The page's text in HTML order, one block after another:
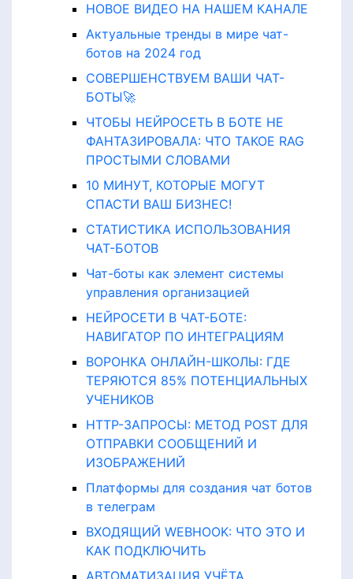
НОВОЕ ВИДЕО НА НАШЕМ КАНАЛЕ
Актуальные тренды в мире чат-
ботов на 2024 год
СОВЕРШЕНСТВУЕМ ВАШИ ЧАТ-
БОТЫ🚀
ЧТОБЫ НЕЙРОСЕТЬ В БОТЕ НЕ
ФАНТАЗИРОВАЛА: ЧТО ТАКОЕ RAG
ПРОСТЫМИ СЛОВАМИ
10 МИНУТ, КОТОРЫЕ МОГУТ
СПАСТИ ВАШ БИЗНЕС!
СТАТИСТИКА ИСПОЛЬЗОВАНИЯ
ЧАТ-БОТОВ
Чат-боты как элемент системы
управления организацией
НЕЙРОСЕТИ В ЧАТ-БОТЕ:
НАВИГАТОР ПО ИНТЕГРАЦИЯМ
ВОРОНКА ОНЛАЙН-ШКОЛЫ: ГДЕ
ТЕРЯЮТСЯ 85% ПОТЕНЦИАЛЬНЫХ
УЧЕНИКОВ
HTTP-ЗАПРОСЫ: МЕТОД POST ДЛЯ
ОТПРАВКИ СООБЩЕНИЙ И
ИЗОБРАЖЕНИЙ
Платформы для создания чат ботов
в телеграм
ВХОДЯЩИЙ WEBHOOK: ЧТО ЭТО И
КАК ПОДКЛЮЧИТЬ